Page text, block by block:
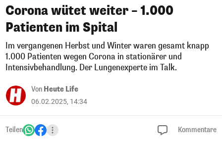
Corona wütet weiter – 1.000
Patienten im Spital
Im vergangenen Herbst und Winter waren gesamt knapp
1.000 Patienten wegen Corona in stationärer und
Intensivbehandlung. Der Lungenexperte im Talk.
Von Heute Life
06.02.2025, 14:34
Teilen Kommentare